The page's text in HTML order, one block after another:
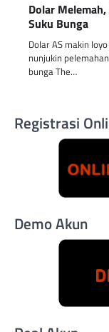
Dolar
Suku Bunga
Dolar AS makin
nunjukin
bunga The…
Registrasi
Demo Akun